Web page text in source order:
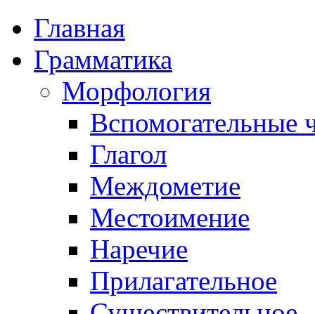
Главная
Грамматика
Морфология
Вспомогательные
Глагол
Междометие
Местоимение
Наречие
Прилагательное